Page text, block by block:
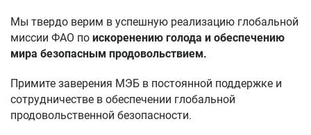
Мы твердо верим в успешную реализацию глобальной
миссии ФАО поискоренению голода и обеспечению
мира безопасным продовольствием.
Примите заверения МЭБ в постоянной поддержке и
сотрудничестве в обеспечении глобальной
продовольственной безопасности.